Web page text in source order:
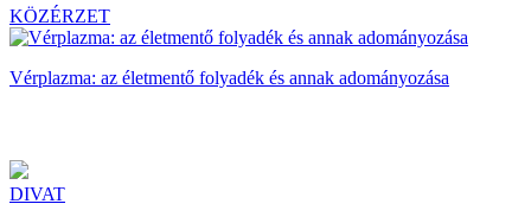
KÖZÉRZET
Vérplazma: az életmentő folyadék és annak adományozása
DIVAT